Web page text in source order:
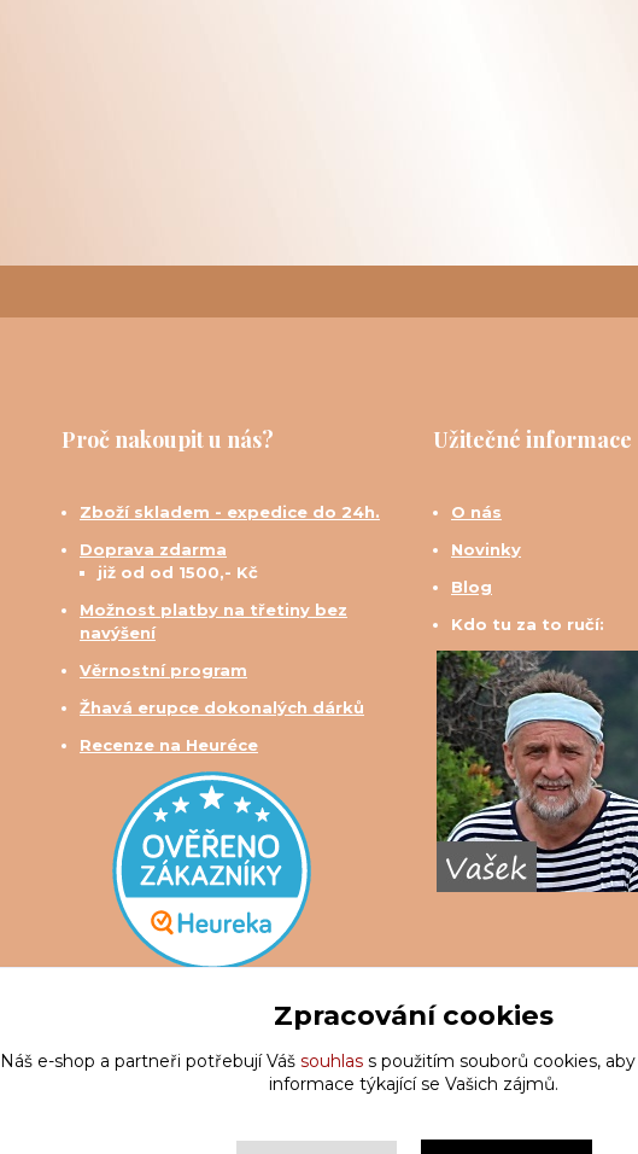
Proč nakoupit u nás?
Zboží skladem - expedice do 24h.
Doprava zdarma
již od od 1500,- Kč
Možnost platby na třetiny bez
navýšení
Věrnostní program
Žhavá erupce dokonalých dárků
Recenze na Heuréce
Užitečné informace
O nás
Novinky
Blog
Kdo tu za to ručí:
Zpracování cookies
Náš e-shop a partneři potřebují Váš souhlass použitím souborů cookies,
informace týkající se Vašich zájmů.